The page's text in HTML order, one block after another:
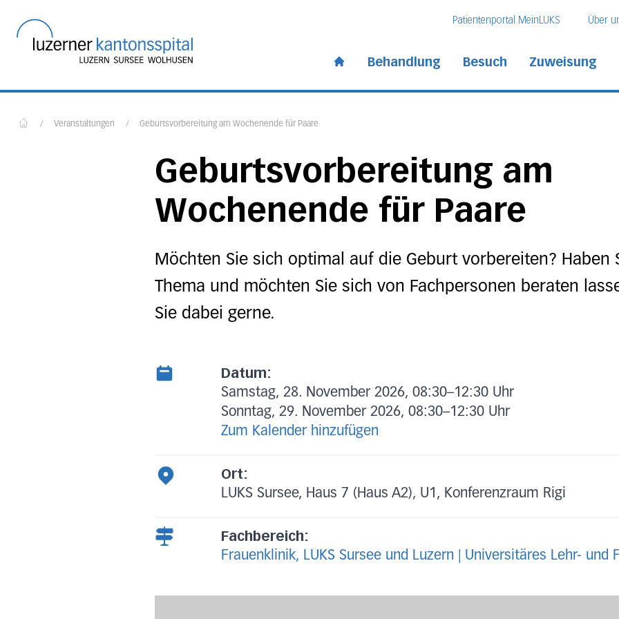
Patientenportal MeinLUKS Über
Behandlung Besuch Zuweisung
/ Veranstaltungen / Geburtsvorbereitung am Wochenende für Paare
Geburtsvorbereitung am
Wochenende für Paare
Möchten Sie sich optimal auf die Geburt vorbereiten? Haben
Thema und möchten Sie sich von Fachpersonen beraten
Sie dabei gerne.
Datum:
Samstag, 28. November 2026, 08:30–12:30 Uhr
Sonntag, 29. November 2026, 08:30–12:30 Uhr
Zum Kalender hinzufügen
Ort:
LUKS Sursee, Haus 7 (Haus A2), U1, Konferenzraum Rigi
Fachbereich:
Frauenklinik, LUKS Sursee und Luzern | Universitäres Lehr- und